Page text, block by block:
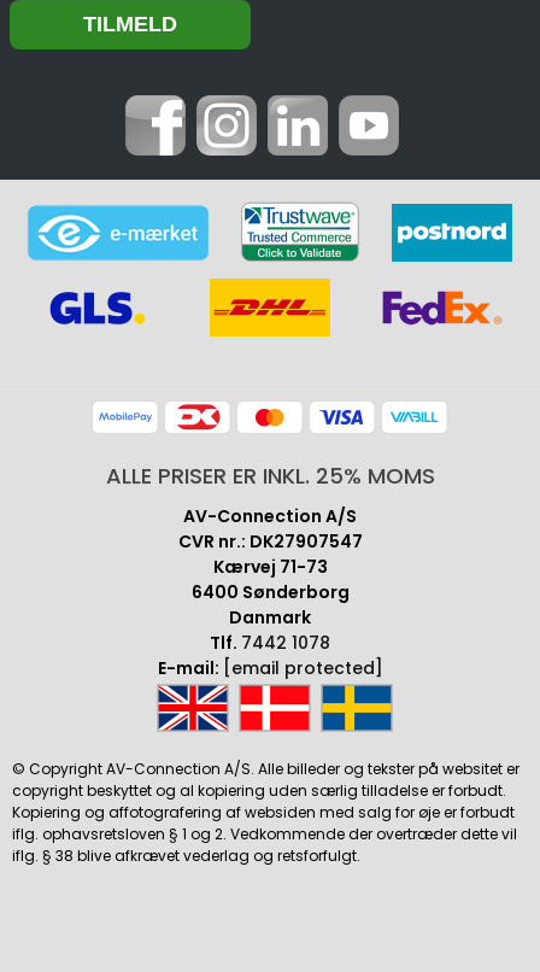
ALLE PRISER ER INKL. 25% MOMS
AV-Connection A/S
CVR nr.: DK27907547
Kærvej 71-73
6400 Sønderborg
Danmark
Tlf. 7442 1078
E-mail: [email protected]
© Copyright AV-Connection A/S. Alle billeder og tekster på websitet er
copyright beskyttet og al kopiering uden særlig tilladelse er forbudt.
Kopiering og affotografering af websiden med salg for øje er forbudt
iflg. ophavsretsloven § 1 og 2. Vedkommende der overtræder dette vil
iflg. § 38 blive afkrævet vederlag og retsforfulgt.